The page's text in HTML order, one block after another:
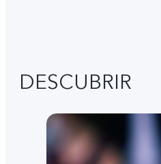
DESCUBRIR